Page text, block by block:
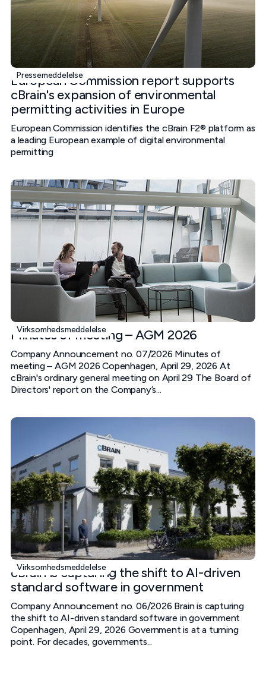
Pressemeddelelse
European Commission report supports
cBrain's expansion of environmental
permitting activities in Europe
European Commission identifies the cBrain F2® platform as
a leading European example of digital environmental
permitting
Virksomhedsmeddelelse
Minutes of meeting – AGM 2026
Company Announcement no. 07/2026 Minutes of
meeting – AGM 2026 Copenhagen, April 29, 2026 At
cBrain's ordinary general meeting on April 29 The Board of
Directors' report on the Company’s...
Virksomhedsmeddelelse
cBrain is capturing the shift to AI-driven
standard software in government
Company Announcement no. 06/2026 Brain is capturing
the shift to AI-driven standard software in government
Copenhagen, April 29, 2026 Government is at a turning
point. For decades, governments...